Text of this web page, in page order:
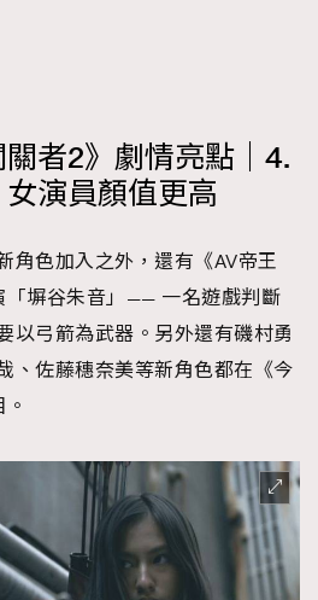
關者2》劇情亮點｜4.
演員顏值更高
角色加入之外，還有《AV帝王
「塀谷朱音」—— 一名遊戲判斷
以弓箭為武器。另外還有磯村勇
、佐藤穗奈美等新角色都在《今